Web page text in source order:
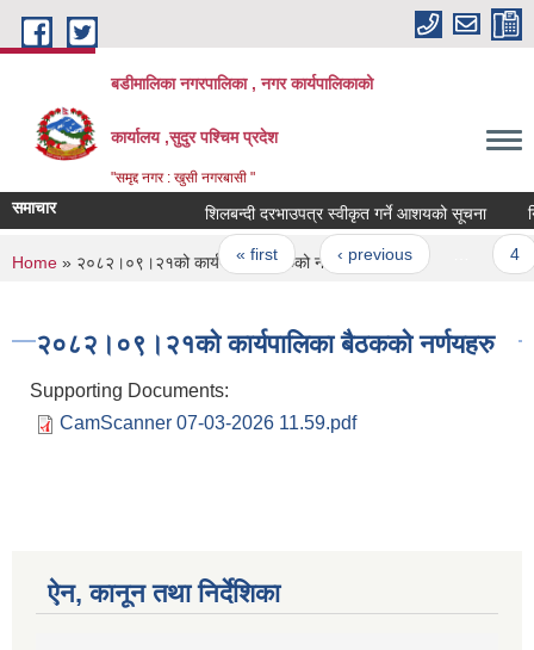
Skip to main content
बडीमालिका नगरपालिका , नगर कार्यपालिकाको
कार्यालय ,सुदुर पश्चिम प्रदेश
"समृद्द नगर : खुसी नगरबासी "
समाचार शिलबन्दी दरभाउपत्र स्वीकृत गर्ने आशयको सूचना
Pages
« first ‹ previous
You are here
Home » २०८२।०९।२१को कार्यपालिका बैठकको नर्णयहरु
२०८२।०९।२१को कार्यपालिका बैठकको नर्णयहरु
Supporting Documents:
CamScanner 07-03-2026 11.59.pdf
ऐन, कानून तथा निर्देशिका